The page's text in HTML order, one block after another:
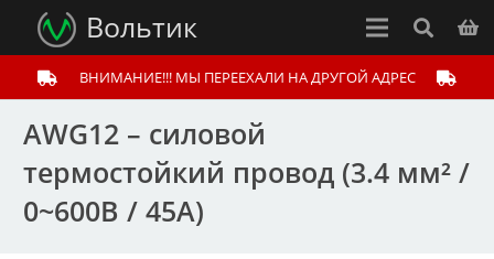
Вольтик
ВНИМАНИЕ!!! МЫ ПЕРЕЕХАЛИ НА ДРУГОЙ АДРЕС
AWG12 – cиловой
термостойкий провод (3.4 мм² /
0~600В / 45А)